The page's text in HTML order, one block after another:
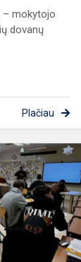
– mokytojo
dovanų
Plačiau